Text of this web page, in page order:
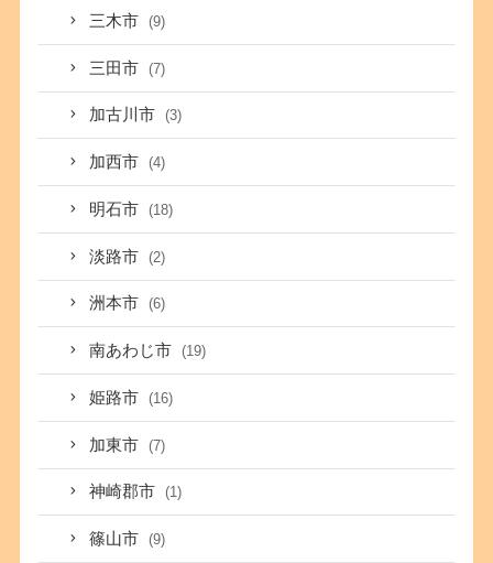
三木市 (9)
三田市 (7)
加古川市 (3)
加西市 (4)
明石市 (18)
淡路市 (2)
洲本市 (6)
南あわじ市 (19)
姫路市 (16)
加東市 (7)
神崎郡市 (1)
篠山市 (9)